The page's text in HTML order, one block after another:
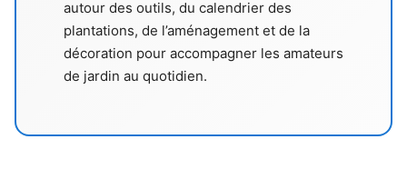
autour des outils, du calendrier des
plantations, de l’aménagement et de la
décoration pour accompagner les amateurs
de jardin au quotidien.